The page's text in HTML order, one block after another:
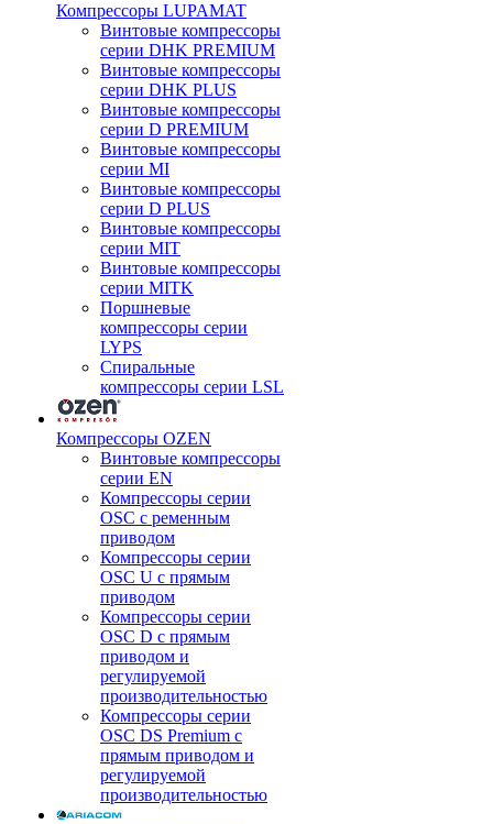
Компрессоры LUPAMAT
Винтовые компрессоры
серии DHK PREMIUM
Винтовые компрессоры
серии DHK PLUS
Винтовые компрессоры
серии D PREMIUM
Винтовые компрессоры
серии MI
Винтовые компрессоры
серии D PLUS
Винтовые компрессоры
серии MIT
Винтовые компрессоры
серии MITK
Поршневые
компрессоры серии
LYPS
Спиральные
компрессоры серии LSL
Компрессоры OZEN
Винтовые компрессоры
серии EN
Компрессоры серии
OSC с ременным
приводом
Компрессоры серии
OSC U с прямым
приводом
Компрессоры серии
OSC D с прямым
приводом и
регулируемой
производительностью
Компрессоры серии
OSC DS Premium с
прямым приводом и
регулируемой
производительностью